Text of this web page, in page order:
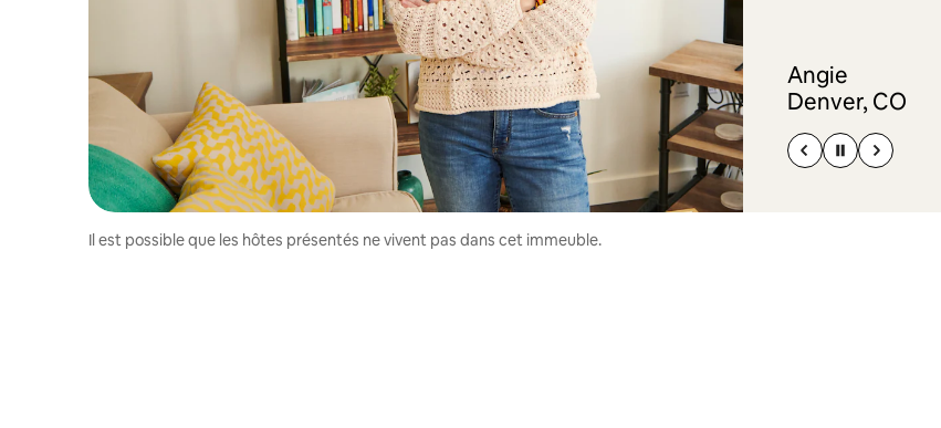
Angie
Denver, CO
Il est possible que les hôtes présentés ne vivent pas dans cet immeuble.